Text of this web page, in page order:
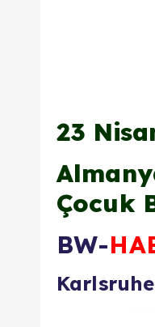
23
Çocuk
BW-